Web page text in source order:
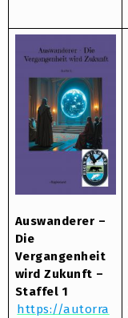
Auswanderer –
Die
Vergangenheit
wird Zukunft –
Staffel 1
https://autorra